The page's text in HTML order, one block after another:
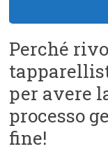
Perché
per avere
processo
fine!